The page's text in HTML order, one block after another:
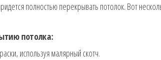
полностью перекрывать потолок. Вот
потолка:
используя малярный скотч.